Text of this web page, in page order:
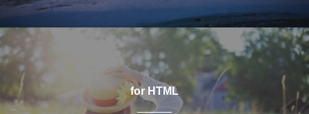
for HTML